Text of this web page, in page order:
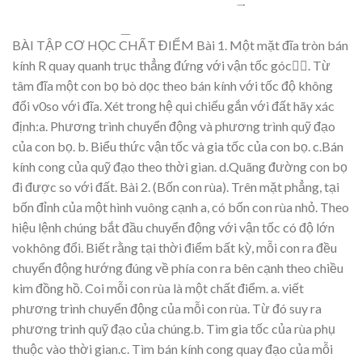
BÀI TẬP CƠ HỌC CHẤT ĐIỂM Bài 1. Một mặt đĩa tròn bán
kính R quay quanh trục thẳng đứng với vận tốc góc. Từ
tâm đĩa một con bọ bò dọc theo bán kính với tốc độ không
đổi v0so với đĩa. Xét trong hệ qui chiếu gắn với đất hãy xác
định:a. Phương trình chuyển động và phương trình quỹ đạo
của con bọ. b. Biểu thức vận tốc và gia tốc của con bọ.c.Bán
kính cong của quỹ đạo theo thời gian.d.Quãng đường con bọ
đi được so với đất. Bài 2.(Bốn con rùa). Trên mặtphẳng,tại
bốn đỉnh của mộthình vuôngcạnh a,có bốn con rùa nhỏ. Theo
hiệu lệnh chúng bắtđầu chuyển độngvới vận tốc có độ lớn
vokhôngđổi. Biếtrằngtại thời điểm bất kỳ,mỗi con ra đều
chuyển độnghướngđúngvề phía con ra bên cạnh theo chiều
kim đồnghồ.Coi mỗi con rùa là mộtchất điểm.a. viết
phương trình chuyển động của mỗi con rùa. Từđó suy ra
phương trình quỹđạo của chúng.b. Tìm gia tốc của rùa phụ
thuộc vào thời gian.c. Tìm bán kính cong quayđạo của mỗi